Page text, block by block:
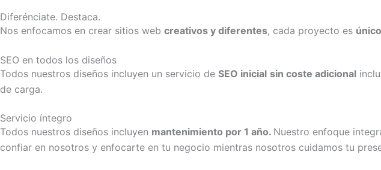
Diferénciate. Destaca.
Nos enfocamos en crear sitios web creativos y diferentes, cada proyecto es
SEO en todos los diseños
Todos nuestros diseños incluyen un servicio de SEO inicial sin coste adicional
de carga.
Servicio íntegro
Todos nuestros diseños incluyen mantenimiento por 1 año. Nuestro enfoque
confiar en nosotros y enfocarte en tu negocio mientras nosotros cuidamos tu